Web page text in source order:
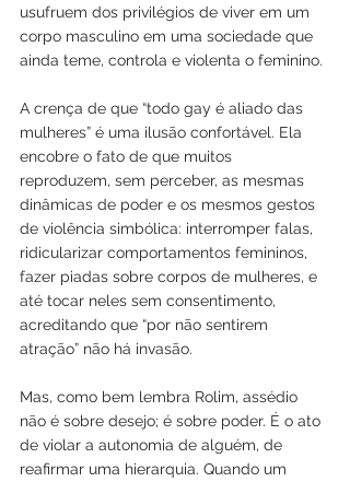
usufruem dos privilégios de viver em um
corpo masculino em uma sociedade que
ainda teme, controla e violenta o feminino.
A crença de que “todo gay é aliado das
mulheres” é uma ilusão confortável. Ela
encobre o fato de que muitos
reproduzem, sem perceber, as mesmas
dinâmicas de poder e os mesmos gestos
de violência simbólica: interromper falas,
ridicularizar comportamentos femininos,
fazer piadas sobre corpos de mulheres, e
até tocar neles sem consentimento,
acreditando que “por não sentirem
atração” não há invasão.
Mas, como bem lembra Rolim, assédio
não é sobre desejo; é sobre poder. É o ato
de violar a autonomia de alguém, de
reafirmar uma hierarquia. Quando um